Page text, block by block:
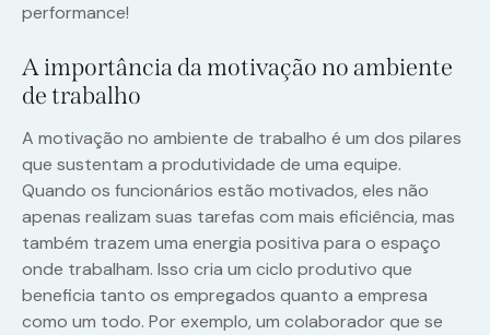
performance!
A importância da motivação no ambiente
de trabalho
A motivação no ambiente de trabalho é um dos pilares
que sustentam a produtividade de uma equipe.
Quando os funcionários estão motivados, eles não
apenas realizam suas tarefas com mais eficiência, mas
também trazem uma energia positiva para o espaço
onde trabalham. Isso cria um ciclo produtivo que
beneficia tanto os empregados quanto a empresa
como um todo. Por exemplo, um colaborador que se